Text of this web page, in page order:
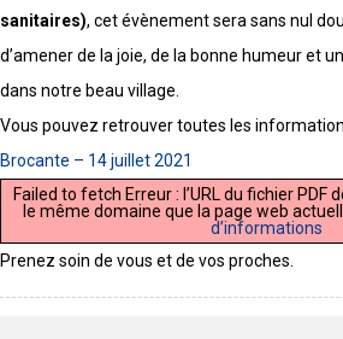
sanitaires), cet évènement sera sans nul
d’amener de la joie, de la bonne humeur et
dans notre beau village.
Vous pouvez retrouver toutes les
Brocante – 14 juillet 2021
Failed to fetch Erreur : l’URL du fichier
le même domaine que la page web
d’informations
Prenez soin de vous et de vos proches.